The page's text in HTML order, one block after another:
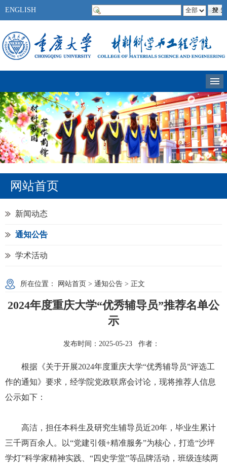
ENGLISH
网站首页
新闻动态
通知公告
学术活动
所在位置： 网站首页 > 通知公告 > 正文
2024年度重庆大学“优秀辅导员”推荐名单公
示
发布时间：2025-05-23 作者：
根据《关于开展2024年度重庆大学“优秀辅导员”评选工
作的通知》要求，经学院党政联席会讨论，现将推荐人信息
公示如下：
高洁，担任本科生及研究生辅导员近20年，毕业生累计
三千两百余人。以“党建引领+精准服务”为核心，打造“沙坪
学灯”科学家精神实践、“四史学堂”等品牌活动，班级连续两